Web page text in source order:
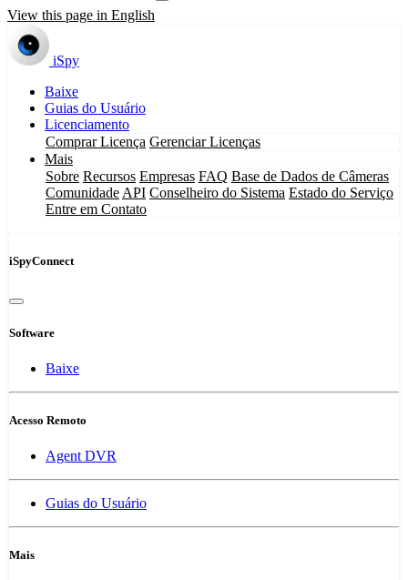
View this page in English
iSpy
Baixe
Guias do Usuário
Licenciamento
Comprar Licença Gerenciar Licenças
Mais
Sobre Recursos Empresas FAQ Base de Dados de Câmeras
Comunidade API Conselheiro do Sistema Estado do Serviço
Entre em Contato
iSpyConnect
Software
Baixe
Acesso Remoto
Agent DVR
Guias do Usuário
Mais